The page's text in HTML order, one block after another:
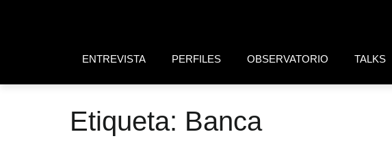
ENTREVISTA PERFILES OBSERVATORIO TALKS
Etiqueta: Banca